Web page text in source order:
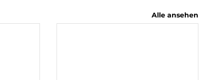
Alle ansehen